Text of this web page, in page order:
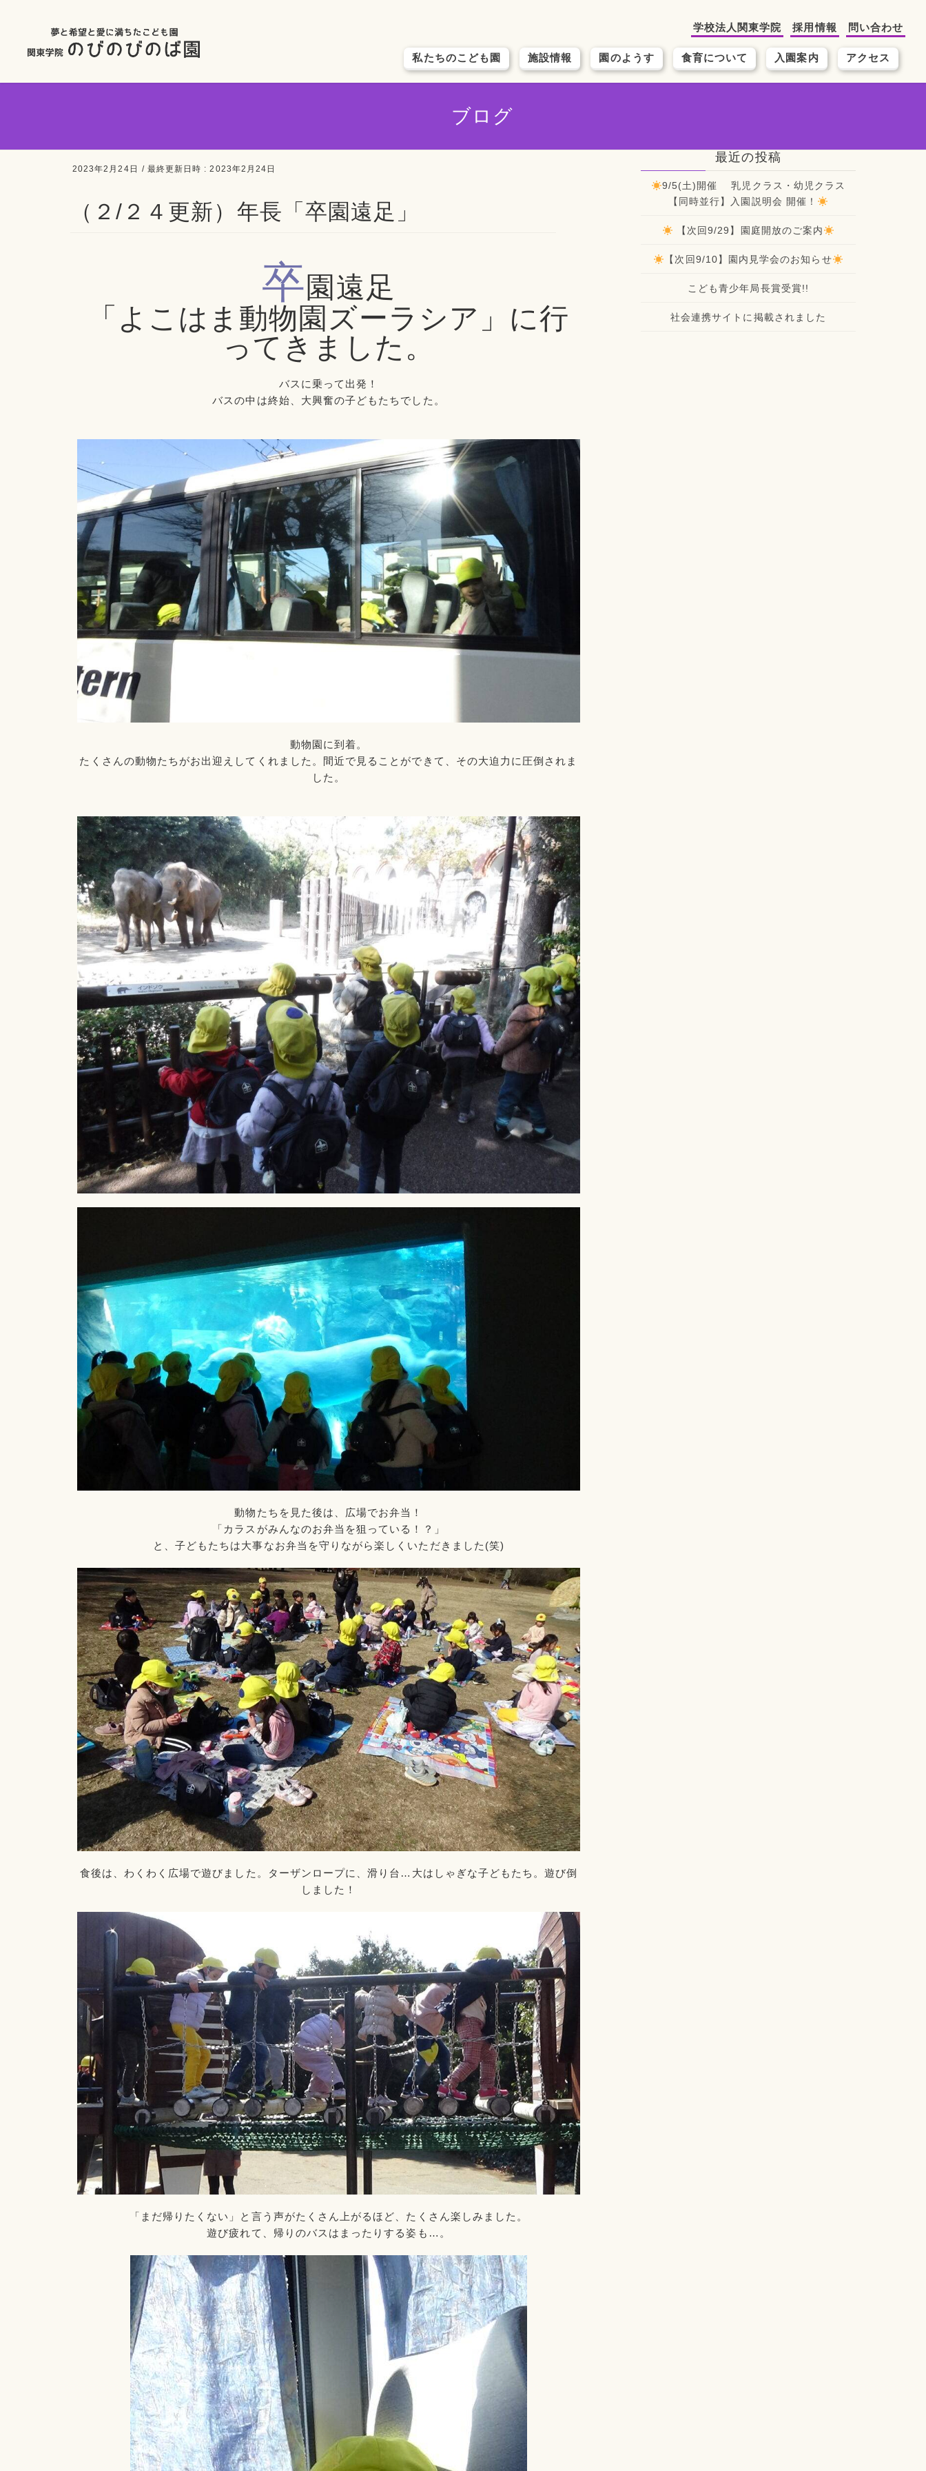
私たちのこども園 施設情報 園のようす 食育について 入園案内 アクセス
学校法人関東学院 採用情報 問い合わせ
ブログ
2023年2月24日 / 最終更新日時 :2023年2月24日
（２/２４更新）年長「卒園遠足」
卒 園遠足
「よこはま動物園ズーラシア」に行
ってきました。
バスに乗って出発！
バスの中は終始、大興奮の子どもたちでした。
動物園に到着。
たくさんの動物たちがお出迎えしてくれました。間近で見ることができて、その大迫力に圧倒されま
した。
動物たちを見た後は、広場でお弁当！
「カラスがみんなのお弁当を狙っている！？」
と、子どもたちは大事なお弁当を守りながら楽しくいただきました(笑)
食後は、わくわく広場で遊びました。ターザンロープに、滑り台…大はしゃぎな子どもたち。遊び倒
しました！
「まだ帰りたくない」と言う声がたくさん上がるほど、たくさん楽しみました。
遊び疲れて、帰りのバスはまったりする姿も…。
最近の投稿
9/5(土)開催 乳児クラス・幼児クラス
【同時並行】入園説明会 開催！
【次回9/29】園庭開放のご案内
【次回9/10】園内見学会のお知らせ
こども青少年局長賞受賞!!
社会連携サイトに掲載されました